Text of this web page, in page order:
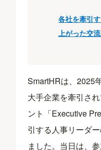
各社を牽引
上がった交
SmartHRは、2025
大手企業を牽引さ
ント「Executive
引する人事リーダ
ました。当日は、